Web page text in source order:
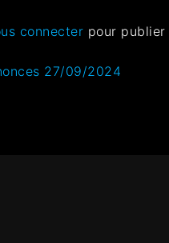
connecter pour publier
27/09/2024